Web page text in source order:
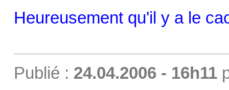
Heureusement qu'il y a le
Publié : 24.04.2006 - 16h11